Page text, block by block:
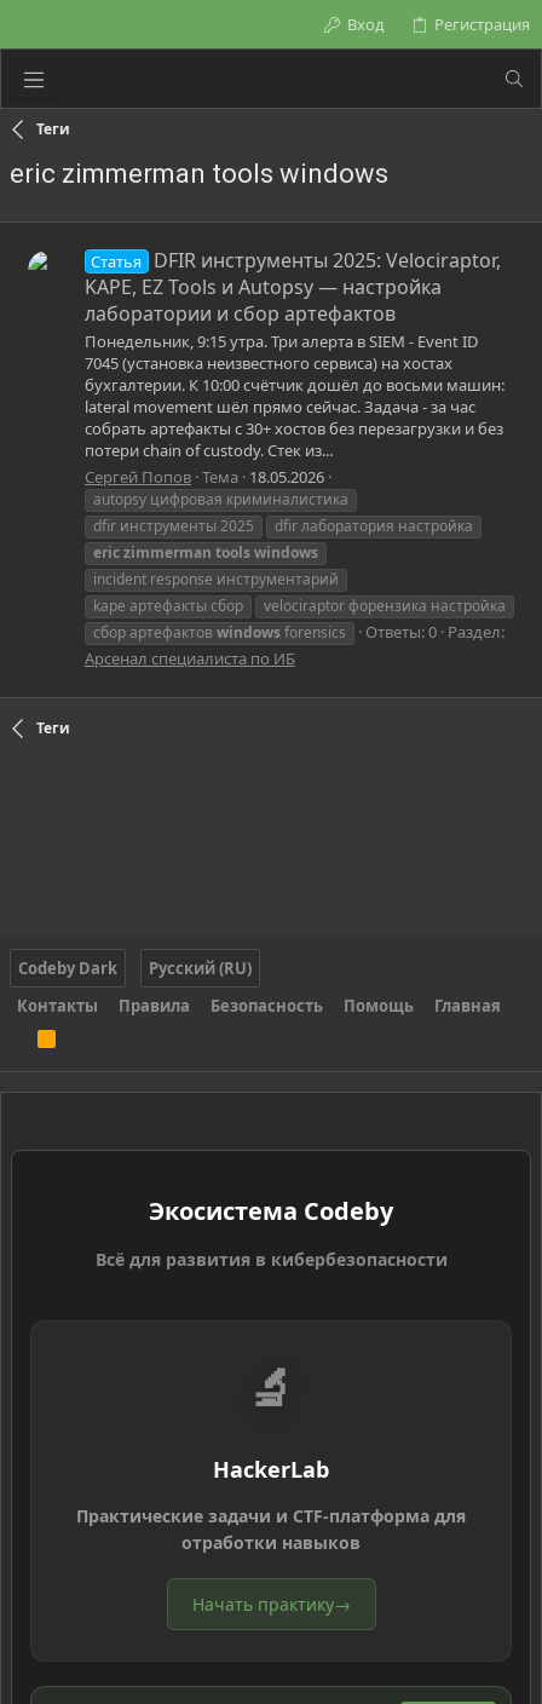
Вход Регистрация
Теги
eric zimmerman tools windows
Статья
DFIR инструменты 2025: Velociraptor,
KAPE, EZ Tools и Autopsy — настройка
лаборатории и сбор артефактов
Понедельник, 9:15 утра. Три алерта в SIEM - Event ID
7045 (установка неизвестного сервиса) на хостах
бухгалтерии. К 10:00 счётчик дошёл до восьми машин:
lateral movement шёл прямо сейчас. Задача - за час
собрать артефакты с 30+ хостов без перезагрузки и без
потери chain of custody. Стек из...
Сергей Попов Тема 18.05.2026
autopsy цифровая криминалистика
dfir инструменты 2025
dfir лаборатория настройка
ericzimmerman toolswindows
incident response инструментарий
kape артефакты сбор
velociraptor форензика настройка
сбор артефактов windowsforensics Ответы: 0 Раздел:
Арсенал специалиста по ИБ
Теги
Codeby Dark
Русский (RU)
Контакты
Правила Безопасность Помощь Главная
S
Экосистема Codeby
Всё для развития в кибербезопасности
🔬
HackerLab
Практические задачи и CTF-платформа для
отработки навыков
Начать практику→